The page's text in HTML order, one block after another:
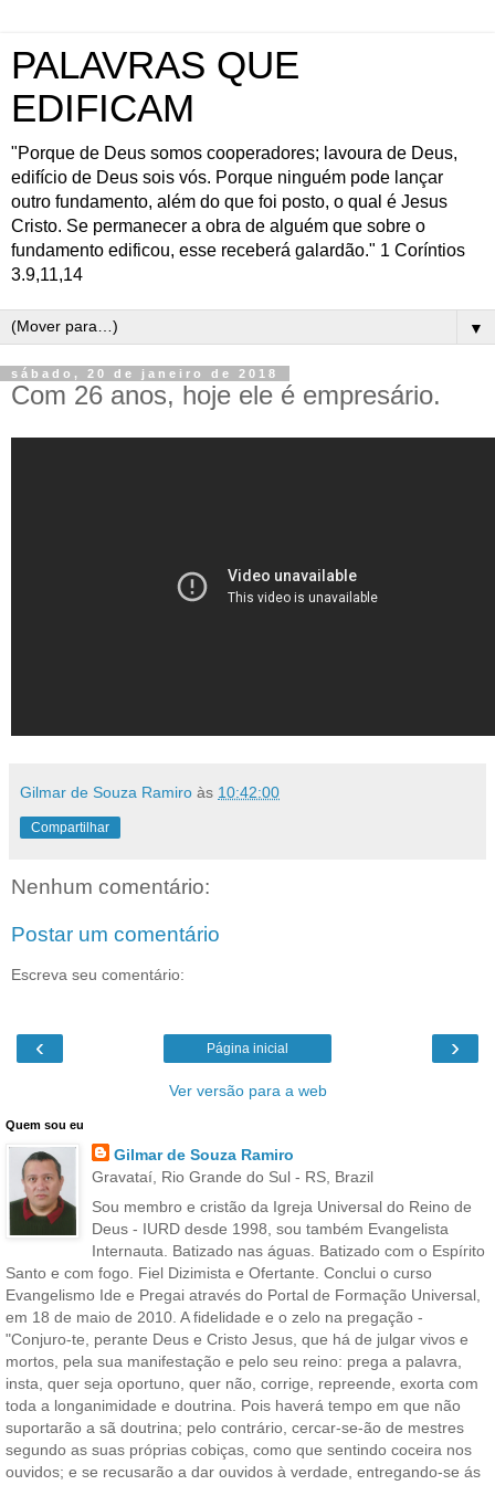
PALAVRAS QUE
EDIFICAM
"Porque de Deus somos cooperadores; lavoura de Deus,
edifício de Deus sois vós. Porque ninguém pode lançar
outro fundamento, além do que foi posto, o qual é Jesus
Cristo. Se permanecer a obra de alguém que sobre o
fundamento edificou, esse receberá galardão." 1 Coríntios
3.9,11,14
▼
sábado, 20 de janeiro de 2018
Com 26 anos, hoje ele é empresário.
Gilmar de Souza Ramiro às 10:42:00
Compartilhar
Nenhum comentário:
Postar um comentário
Escreva seu comentário:
‹ ›
Página inicial
Ver versão para a web
Quem sou eu
Gilmar de Souza Ramiro
Gravataí, Rio Grande do Sul - RS, Brazil
Sou membro e cristão da Igreja Universal do Reino de
Deus - IURD desde 1998, sou também Evangelista
Internauta. Batizado nas águas. Batizado com o Espírito
Santo e com fogo. Fiel Dizimista e Ofertante. Conclui o curso
Evangelismo Ide e Pregai através do Portal de Formação Universal,
em 18 de maio de 2010. A fidelidade e o zelo na pregação -
"Conjuro-te, perante Deus e Cristo Jesus, que há de julgar vivos e
mortos, pela sua manifestação e pelo seu reino: prega a palavra,
insta, quer seja oportuno, quer não, corrige, repreende, exorta com
toda a longanimidade e doutrina. Pois haverá tempo em que não
suportarão a sã doutrina; pelo contrário, cercar-se-ão de mestres
segundo as suas próprias cobiças, como que sentindo coceira nos
ouvidos; e se recusarão a dar ouvidos à verdade, entregando-se ás